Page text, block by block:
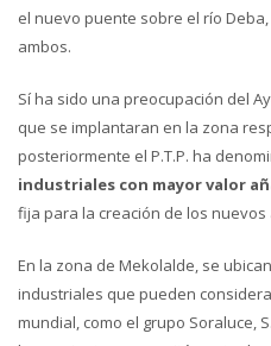
el nuevo puente sobre el río
ambos.
Sí ha sido una preocupación del
que se implantaran en la zona
posteriormente el P.T.P. ha
industriales con mayor valor
fija para la creación de los
En la zona de Mekolalde, se
industriales que pueden
mundial, como el grupo Soraluce,